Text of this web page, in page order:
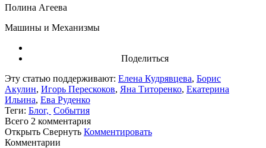
Полина Агеева
Машины и Механизмы
Поделиться
Эту статью поддерживают: Елена Кудрявцева, Борис
Акулин, Игорь Перескоков, Яна Титоренко, Екатерина
Ильина, Ева Руденко
Теги: Блог, События
Всего 2 комментария
Открыть Свернуть Комментировать
Комментарии